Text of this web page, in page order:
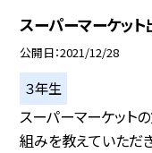
スーパーマーケッ
公開日 2021/12/28
３年生
スーパーマーケット
組みを教えていただ